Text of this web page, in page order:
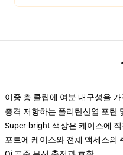
이중 층 클립에 여분 내구성을
충격 저항하는 폴리탄산염 포탄
Super-bright 색상은 케이스에 직
포트에 케이스와 전체 액세스의